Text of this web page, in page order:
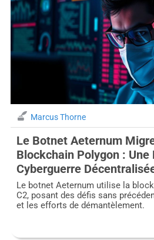
Marcus Thorne
Le Botnet Aeternum
Blockchain Polygon : Une
Cyberguerre
Le botnet Aeternum utilise la
C2, posant des défis sans
et les efforts de démantèlement.